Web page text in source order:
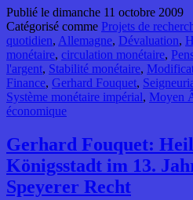
Publié le dimanche 11 octobre 2009
Catégorisé comme Projets de
quotidien, Allemagne, Dévaluation,
monétaire, circulation monétaire,
l'argent, Stabilité monétaire,
Finance, Gerhard Fouquet,
Système monétaire impérial, Moyen
économique
Gerhard Fouquet:
Königsstadt im 13.
Speyerer Recht